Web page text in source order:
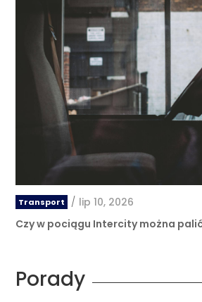
Transport / lip 10, 2026
Czy w pociągu Intercity można
Porady